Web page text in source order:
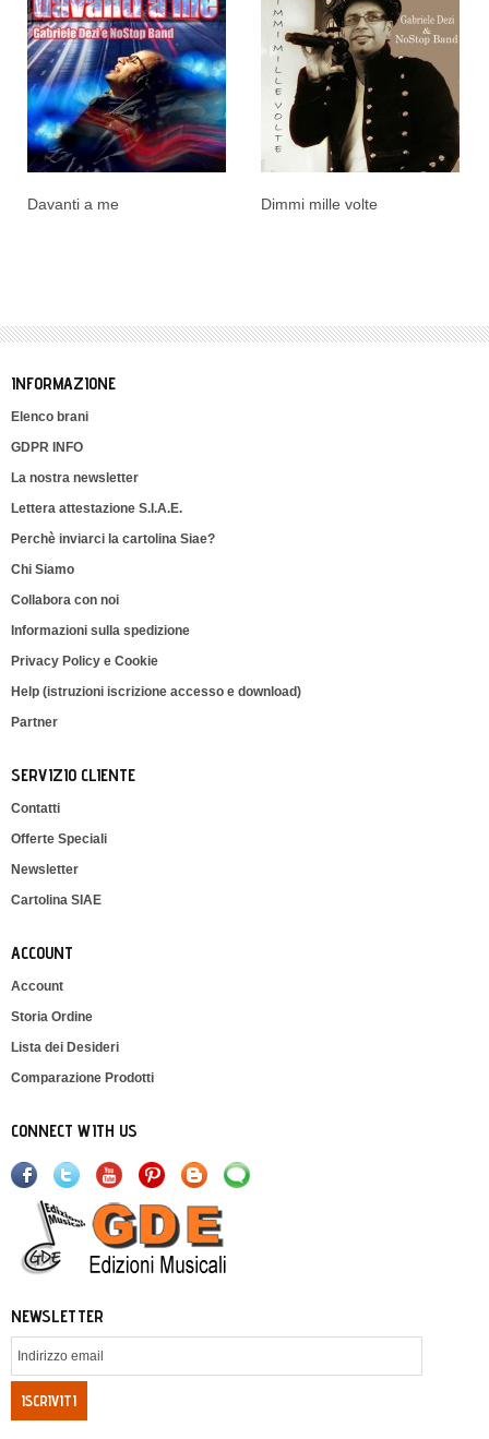
Davanti a me Dimmi mille volte
INFORMAZIONE
Elenco brani
GDPR INFO
La nostra newsletter
Lettera attestazione S.I.A.E.
Perchè inviarci la cartolina Siae?
Chi Siamo
Collabora con noi
Informazioni sulla spedizione
Privacy Policy e Cookie
Help (istruzioni iscrizione accesso e download)
Partner
SERVIZIO CLIENTE
Contatti
Offerte Speciali
Newsletter
Cartolina SIAE
ACCOUNT
Account
Storia Ordine
Lista dei Desideri
Comparazione Prodotti
CONNECT WITH US
NEWSLETTER
ISCRIVITI